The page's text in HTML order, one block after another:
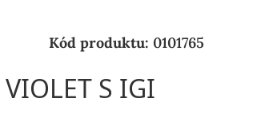
Kód produktu: 0101765
S IGI